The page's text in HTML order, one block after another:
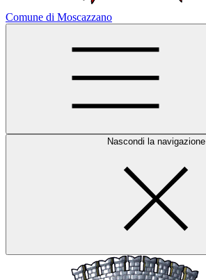
Comune di Moscazzano
Nascondi la navigazione